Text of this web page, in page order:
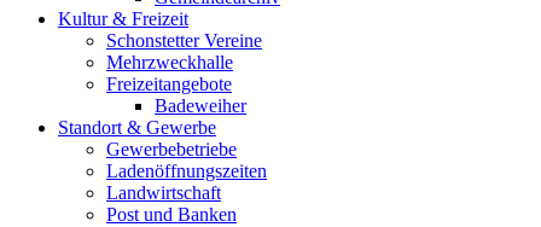
Kultur & Freizeit
Schonstetter Vereine
Mehrzweckhalle
Freizeitangebote
Badeweiher
Standort & Gewerbe
Gewerbebetriebe
Ladenöffnungszeiten
Landwirtschaft
Post und Banken